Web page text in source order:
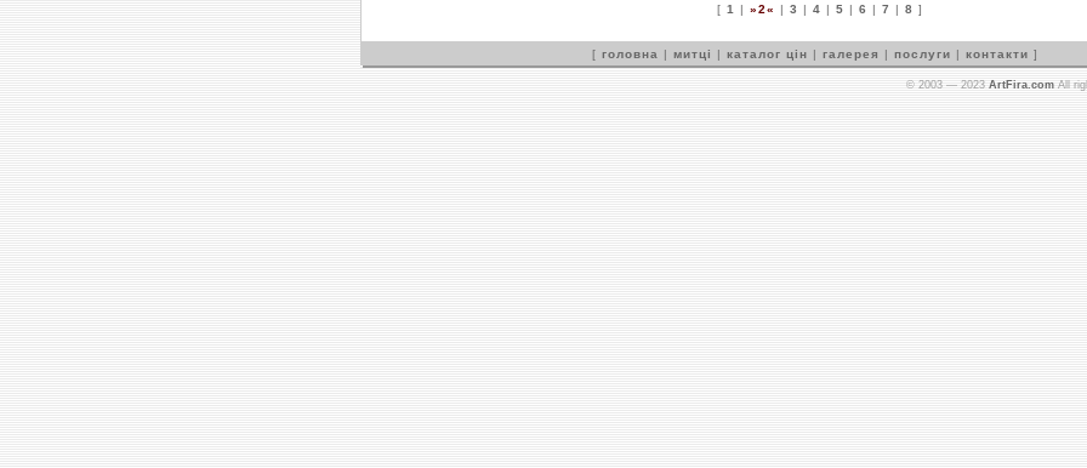
[ 1 | »2« | 3 | 4 | 5 | 6 | 7 | 8 ]
[ головна | митці | каталог цін | галерея | послуги | контакти ]
© 2003 — 2023 ArtFira.com All